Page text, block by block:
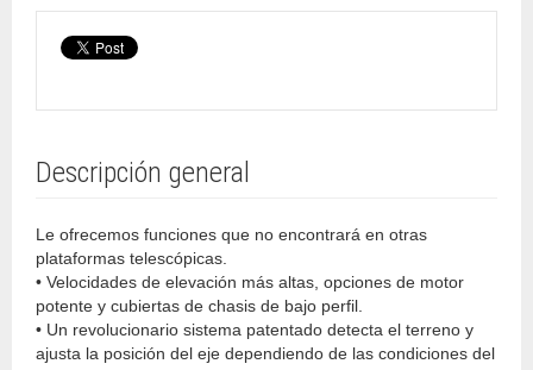
Descripción general
Le ofrecemos funciones que no encontrará en otras
plataformas telescópicas.
• Velocidades de elevación más altas, opciones de motor
potente y cubiertas de chasis de bajo perfil.
• Un revolucionario sistema patentado detecta el terreno y
ajusta la posición del eje dependiendo de las condiciones del